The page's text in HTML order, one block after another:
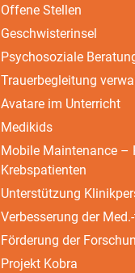
Offene Stellen
Geschwisterinsel
Psychosoziale
Trauerbegleitung
Avatare im Unterricht
Medikids
Mobile Maintenance –
Krebspatienten
Unterstützung
Verbesserung der
Förderung der
Projekt Kobra